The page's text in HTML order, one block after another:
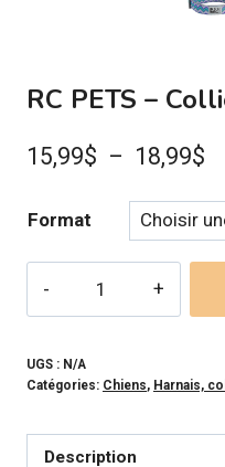
RC PETS –
15,99$ – 18,99$
Format
PETS
-
Maze
UGS : N/A
Catégories: Chiens, Harnais,
Description